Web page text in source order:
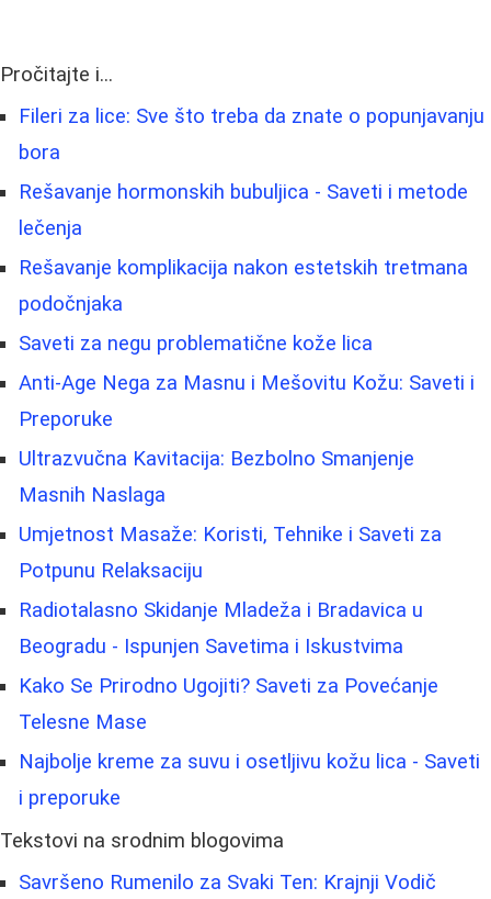
Pročitajte i...
Fileri za lice: Sve što treba da znate o popunjavanju
bora
Rešavanje hormonskih bubuljica - Saveti i metode
lečenja
Rešavanje komplikacija nakon estetskih tretmana
podočnjaka
Saveti za negu problematične kože lica
Anti-Age Nega za Masnu i Mešovitu Kožu: Saveti i
Preporuke
Ultrazvučna Kavitacija: Bezbolno Smanjenje
Masnih Naslaga
Umjetnost Masaže: Koristi, Tehnike i Saveti za
Potpunu Relaksaciju
Radiotalasno Skidanje Mladeža i Bradavica u
Beogradu - Ispunjen Savetima i Iskustvima
Kako Se Prirodno Ugojiti? Saveti za Povećanje
Telesne Mase
Najbolje kreme za suvu i osetljivu kožu lica - Saveti
i preporuke
Tekstovi na srodnim blogovima
Savršeno Rumenilo za Svaki Ten: Krajnji Vodič